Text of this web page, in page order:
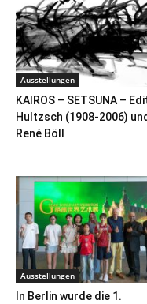
Ausstellungen
KAIROS – SETSUNA –
Hultzsch (1908-2006)
René Böll
Ausstellungen
In Berlin wurde die 1.